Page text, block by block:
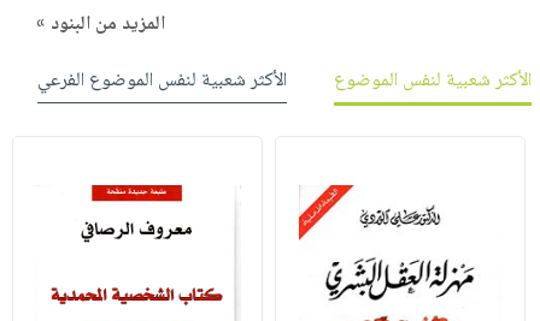
المزيد من البنود »
الأكثر شعبية لنفس الموضوع
الأكثر شعبية لنفس الموضوع الفرعي